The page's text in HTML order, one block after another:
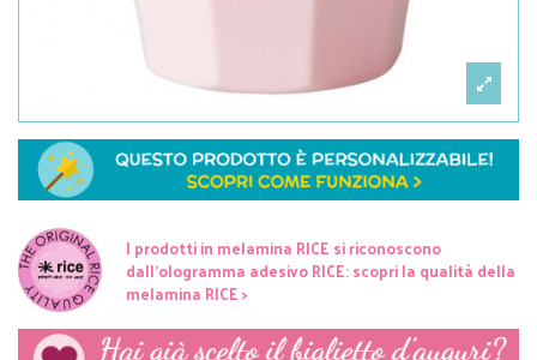
I prodotti in melamina RICE si riconoscono
dall'ologramma adesivo RICE: scopri la qualità della
melamina RICE >